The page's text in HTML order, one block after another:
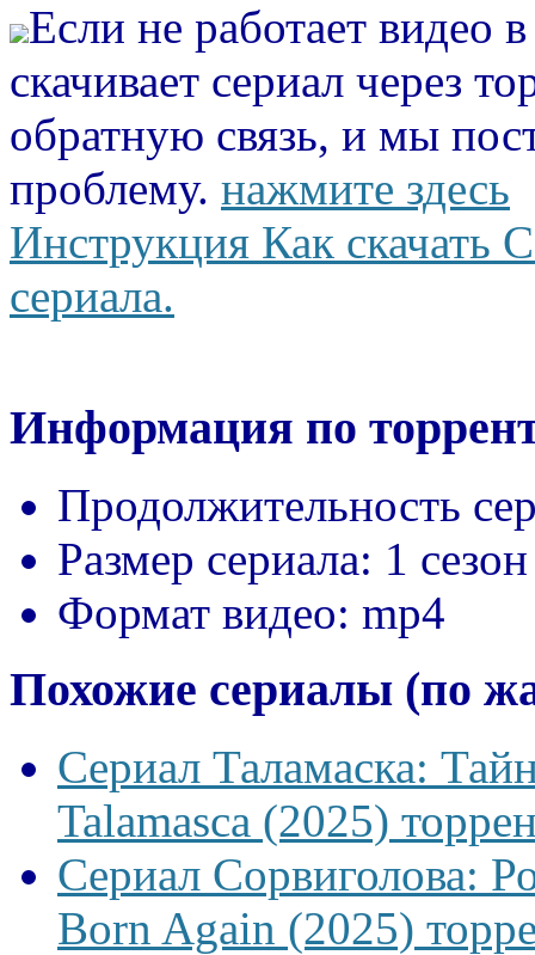
Если не работает видео
скачивает сериал через
обратную связь, и мы
проблему. нажмите здесь
Инструкция Как скачать
сериала.
Информация по
Продолжительность
Размер сериала: 1
Формат видео: mp4
Похожие сериалы (по
Сериал Таламаска:
Talamasca (2025)
Сериал Сорвиголова:
Born Again (2025)